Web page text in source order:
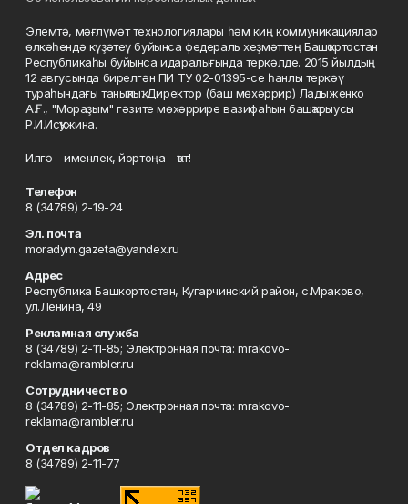
Элемтә, мәғлүмәт технологиялары һәм киң коммуникациялар
өлкәһендә күҙәтеү буйынса федераль хеҙмәттең Башҡортостан
Республикаһы буйынса идаралығында теркәлде. 2015 йылдың
12 авгусында бирелгән ПИ ТУ 02-01395-се һанлы теркәү
тураһындағы таныҡлыҡ. Директор (баш мөхәррир) Ладыженко
А.Ғ., "Мораҙым" гәзите мөхәррире вазифаһын башҡарыусы
Р.И.Исҡужина.
Илгә - именлек, йортоңа - ҡот!
Телефон
8 (34789) 2-19-24
Эл. почта
moradym.gazeta@yandex.ru
Адрес
Республика Башкортостан, Кугарчинский район, с.Мраково,
ул.Ленина, 49
Рекламная служба
8 (34789) 2-11-85; Электронная почта: mrakovo-
reklama@rambler.ru
Сотрудничество
8 (34789) 2-11-85; Электронная почта: mrakovo-
reklama@rambler.ru
Отдел кадров
8 (34789) 2-11-77